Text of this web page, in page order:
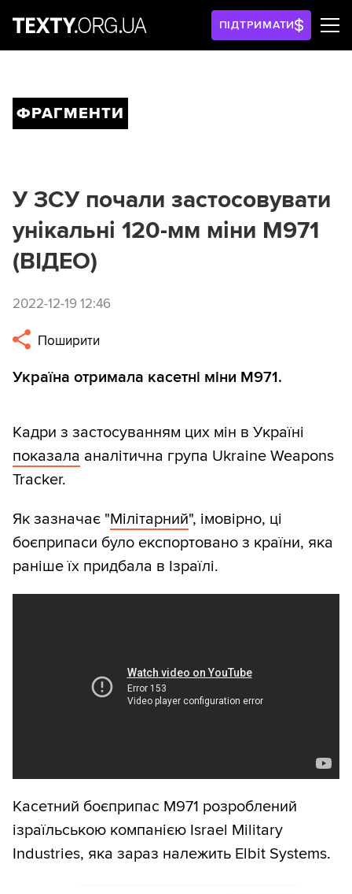
ПІДТРИМАТИ
ФРАГМЕНТИ
У ЗСУ почали застосовувати
унікальні 120-мм міни M971
(ВІДЕО)
2022-12-19 12:46
Поширити
Україна отримала касетні міни M971.
Кадри з застосуванням цих мін в Україні
показала аналітична група Ukraine Weapons
Tracker.
Як зазначає "Мілітарний", імовірно, ці
боєприпаси було експортовано з країни, яка
раніше їх придбала в Ізраїлі.
Касетний боєприпас M971 розроблений
ізраїльською компанією Israel Military
Industries, яка зараз належить Elbit Systems.